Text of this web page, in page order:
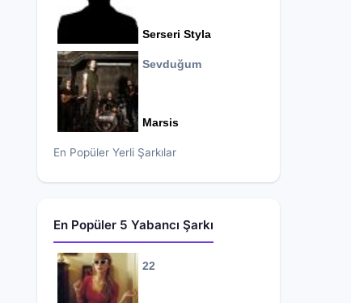
Serseri Styla
Sevduğum
Marsis
En Popüler Yerli Şarkılar
En Popüler 5 Yabancı Şarkı
22